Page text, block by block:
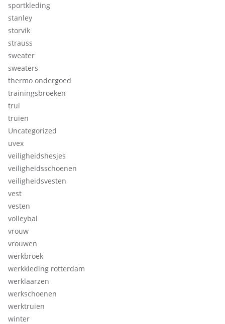
sportkleding
stanley
storvik
strauss
sweater
sweaters
thermo ondergoed
trainingsbroeken
trui
truien
Uncategorized
uvex
veiligheidshesjes
veiligheidsschoenen
veiligheidsvesten
vest
vesten
volleybal
vrouw
vrouwen
werkbroek
werkkleding rotterdam
werklaarzen
werkschoenen
werktruien
winter